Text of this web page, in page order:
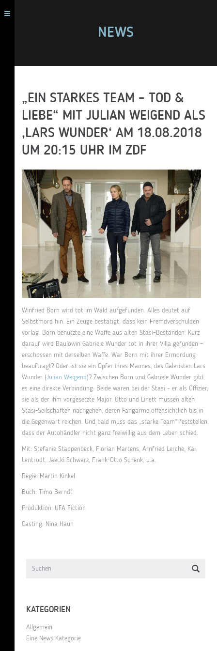
NEWS
„EIN STARKES TEAM – TOD &
LIEBE“ MIT JULIAN WEIGEND ALS
‚LARS WUNDER‘ AM 18.08.2018
UM 20:15 UHR IM ZDF
Winfried Born wird tot im Wald aufgefunden. Alles deutet auf
Selbstmord hin. Ein Zeuge bestätigt, dass kein Fremdverschulden
vorlag. Born benutzte eine Waffe aus alten Stasi-Beständen. Kurz
darauf wird Baulöwin Gabriele Wunder tot in ihrer Villa gefunden –
erschossen mit derselben Waffe. War Born mit ihrer Ermordung
beauftragt? Oder ist sie ein Opfer ihres Mannes, des Galeristen Lars
Wunder (Julian Weigend )? Zwischen Born und Gabriele Wunder gibt
es eine direkte Verbindung: Beide waren bei der Stasi – er als Offizier,
sie als der ihm vorgesetzte Major. Otto und Linett müssen alten
Stasi-Seilschaften nachgehen, deren Fangarme offensichtlich bis in
die Gegenwart reichen. Und bald muss das „starke Team“ feststellen,
dass der Autohändler nicht ganz freiwillig aus dem Leben schied.
Mit: Stefanie Stappenbeck, Florian Martens, Arnfried Lerche, Kai
Lentrodt, Jaecki Schwarz, Frank-Otto Schenk, u.a.
Regie: Martin Kinkel
Buch: Timo Berndt
Produktion: UFA Fiction
Casting: Nina Haun
KATEGORIEN
Allgemein
Eine News Kategorie